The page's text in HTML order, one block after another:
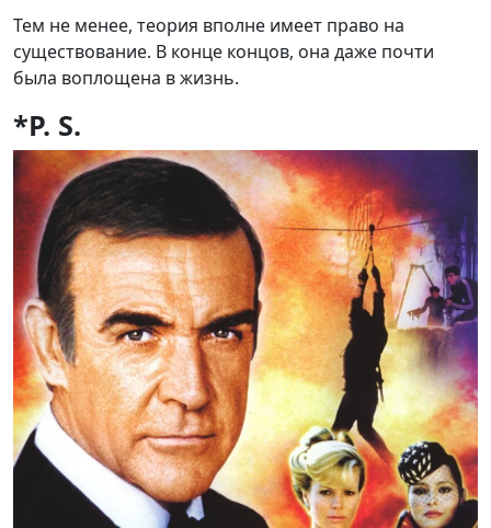
Тем не менее, теория вполне имеет право на
существование. В конце концов, она даже почти
была воплощена в жизнь.
*P. S.